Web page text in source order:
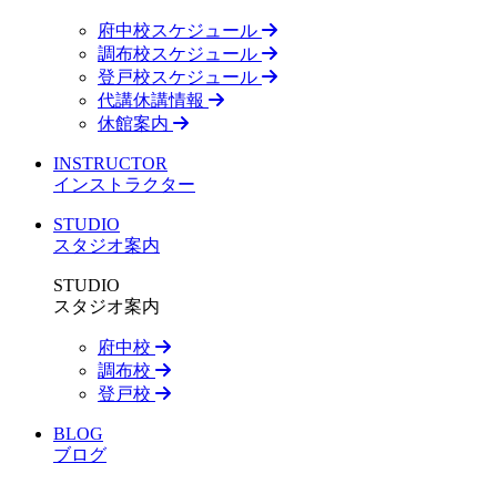
府中校スケジュール
調布校スケジュール
登戸校スケジュール
代講休講情報
休館案内
INSTRUCTOR
インストラクター
STUDIO
スタジオ案内
STUDIO
スタジオ案内
府中校
調布校
登戸校
BLOG
ブログ